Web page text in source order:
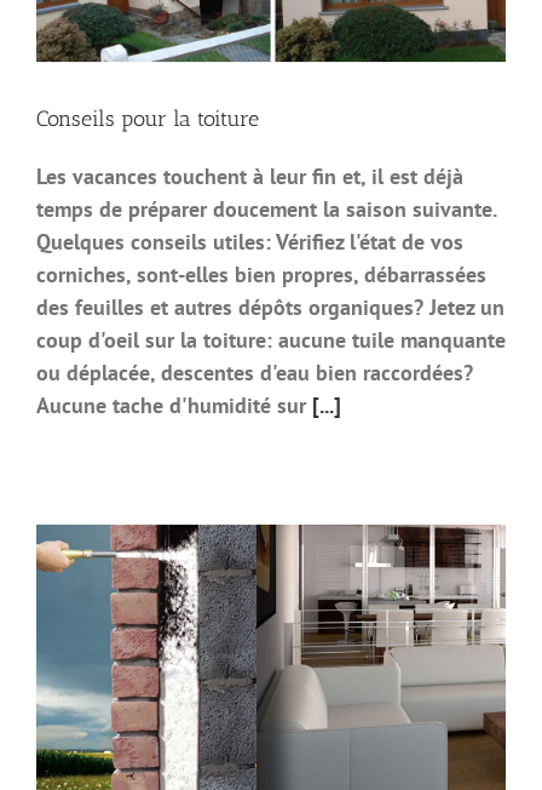
Conseils pour la toiture
Les vacances touchent à leur fin et, il est déjà
temps de préparer doucement la saison suivante.
Quelques conseils utiles: Vérifiez l'état de vos
corniches, sont-elles bien propres, débarrassées
des feuilles et autres dépôts organiques? Jetez un
coup d'oeil sur la toiture: aucune tuile manquante
ou déplacée, descentes d'eau bien raccordées?
Aucune tache d'humidité sur [...]